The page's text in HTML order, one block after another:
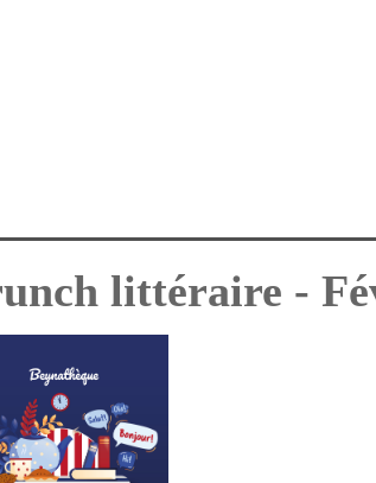
Le Dimanche 07
Terminé
Le Lundi 08 déc